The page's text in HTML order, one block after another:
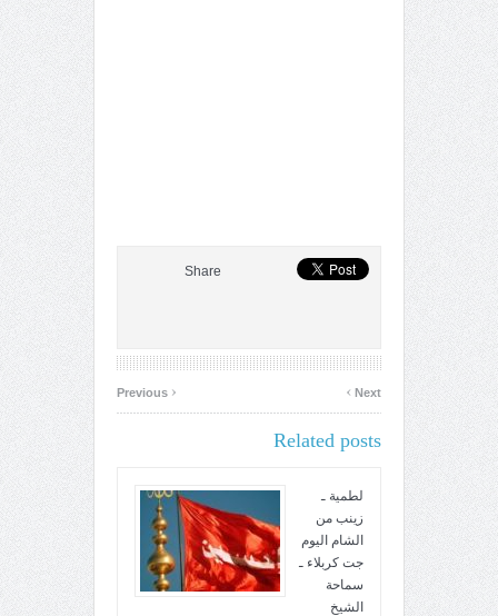
Share
‹ Next
›
Related posts
لطمية ـ
زينب من
الشام اليوم
جت كربلاء ـ
سماحة
الشيخ